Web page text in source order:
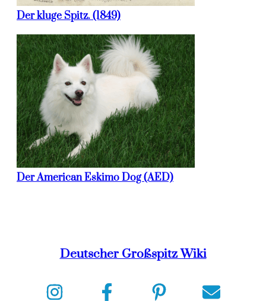
Der kluge Spitz. (1849)
Der American Eskimo Dog (AED)
Deutscher Großspitz Wiki